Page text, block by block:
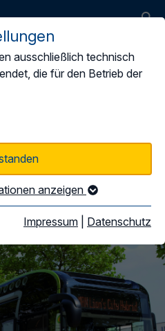
ausschließlich technisch
die für den Betrieb der
anzeigen
Impressum Datenschutz
Struktur